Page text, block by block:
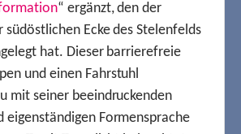
“ ergänzt, den der
Ecke des Stelenfelds
hat. Dieser barrierefreie
und einen Fahrstuhl
mit seiner beeindruckenden
eigenständigen Formensprache